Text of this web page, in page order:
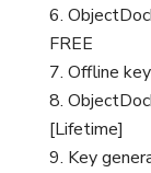
FREE
Offline
[Lifetime]
Key